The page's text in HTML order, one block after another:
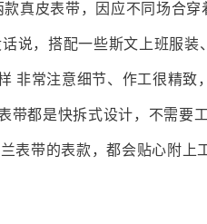
真皮表带，因应不同场合
说，搭配一些斯文上班服装
非常注意细节、作工很精致
带都是快拆式设计，不需要
表带的表款，都会贴心附